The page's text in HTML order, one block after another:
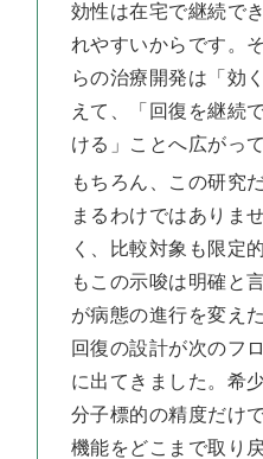
効性は在宅で継続で
れやすいからです。
らの治療開発は「効
えて、「回復を継続
ける」ことへ広がっ
もちろん、この研究
まるわけではありま
く、比較対象も限定
もこの示唆は明確と
が病態の進行を変え
回復の設計が次のフ
に出てきました。希
分子標的の精度だけ
機能をどこまで取り